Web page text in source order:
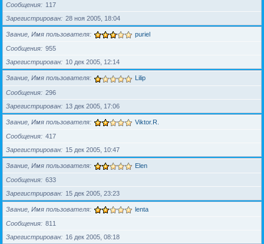
Сообщения
117
Зарегистрирован
28 ноя 2005, 18:04
Звание, Имя пользователя puriel
Сообщения
955
Зарегистрирован
10 дек 2005, 12:14
Звание, Имя пользователя Lilip
Сообщения
296
Зарегистрирован
13 дек 2005, 17:06
Звание, Имя пользователя Viktor.R.
Сообщения
417
Зарегистрирован
15 дек 2005, 10:47
Звание, Имя пользователя Elen
Сообщения
633
Зарегистрирован
15 дек 2005, 23:23
Звание, Имя пользователя lenta
Сообщения
811
Зарегистрирован
16 дек 2005, 08:18